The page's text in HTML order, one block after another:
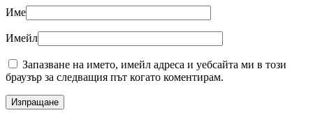
Име
Имейл
Запазване на името, имейл адреса и уебсайта ми в този
браузър за следващия път когато коментирам.